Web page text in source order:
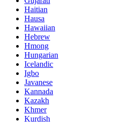
Haitian
Hausa
Hawaiian
Hebrew
Hmong
Hungarian
Icelandic
Igbo
Javanese
Kannada
Kazakh
Khmer
Kurdish